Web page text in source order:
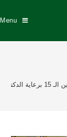
Menu
وتكريم 8 معلمين